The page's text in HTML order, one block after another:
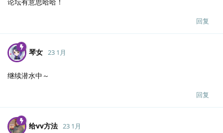
回复
琴女 23 1月
继续潜水中～
回复
给vv方法 23 1月